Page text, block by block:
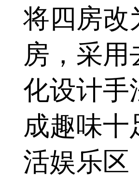
将四房改
房，采用
化设计手
成趣味十
活娱乐区